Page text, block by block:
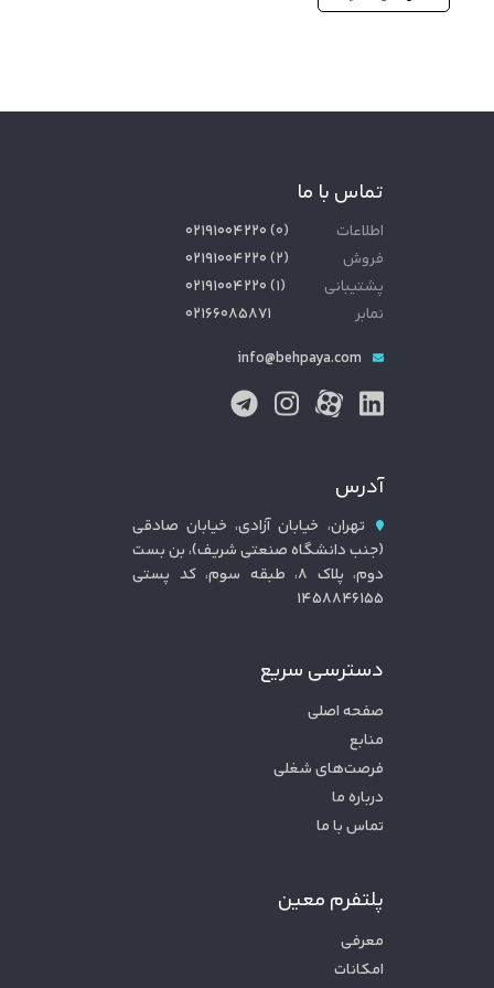
تماس با ما
اطلاعات (۰)۰۲۱۹۱۰۰۴۲۲۰
فروش
(۲)۰۲۱۹۱۰۰۴۲۲۰
پشتیبانی
(۱)۰۲۱۹۱۰۰۴۲۲۰
نمابر
۰۲۱۶۶۰۸۵۸۷۱
info@behpaya.com
آدرس
تهران، خیابان آزادی، خیابان صادقی
(جنب دانشگاه صنعتی شریف)، بن بست
دوم، پلاک ۸، طبقه سوم، کد پستی
۱۴۵۸۸۴۶۱۵۵
دسترسی سریع
صفحه اصلی
منابع
فرصت‌های شغلی
درباره ما
تماس با ما
پلتفرم معین
معرفی
امکانات